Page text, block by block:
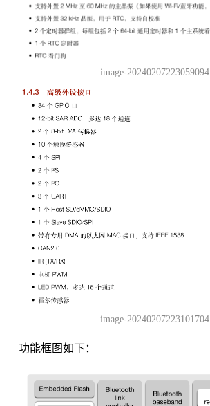
image-20240207223059094
image-20240207223101704
功能框图如下：